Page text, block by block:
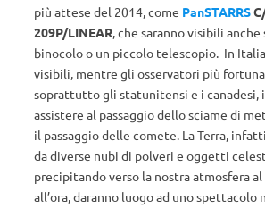
più attese del 2014, come PanSTARRS
209P/LINEAR, che saranno visibili anche
binocolo o un piccolo telescopio. In
visibili, mentre gli osservatori più
soprattutto gli statunitensi e i canadesi,
assistere al passaggio dello sciame di
il passaggio delle comete. La Terra,
da diverse nubi di polveri e oggetti
precipitando verso la nostra atmosfera
all’ora, daranno luogo ad uno spettacolo